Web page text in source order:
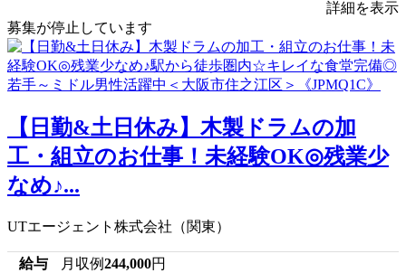
詳細を表示
募集が停止しています
【日勤&土日休み】木製ドラムの加
工・組立のお仕事！未経験OK◎残業少
なめ♪...
UTエージェント株式会社（関東）
給与 月収例244,000円